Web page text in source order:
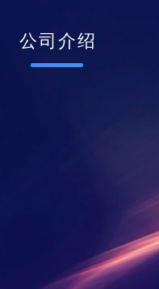
公司介绍